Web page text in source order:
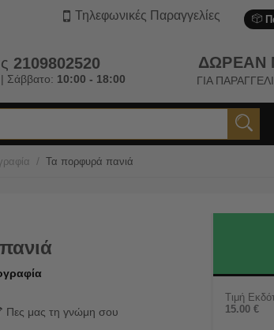
Τηλεφωνικές Παραγγελίες
2109802520
| Σάββατο: 10:00 - 18:00
ΔΩΡΕΑΝ
ΓΙΑ
/ Τα πορφυρά πανιά
Πες μας τη γνώμη σου
Τιμή
15.00 €